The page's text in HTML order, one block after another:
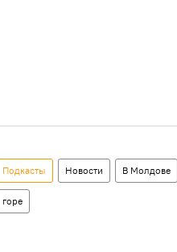
Подкасты Новости В Молдове
горе